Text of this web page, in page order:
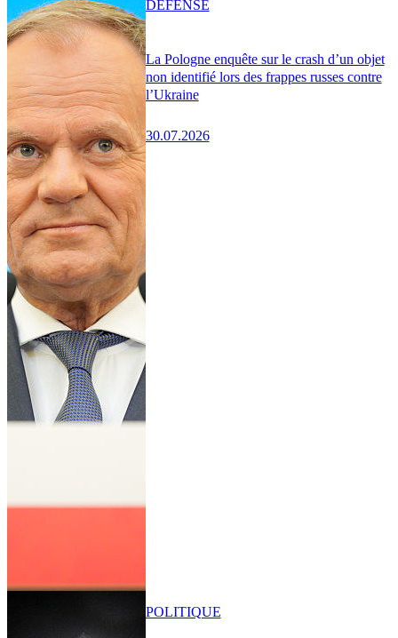
La Pologne enquête sur le crash d’un objet
non identifié lors des frappes russes contre
l’Ukraine
30.07.2026
DÉFENSE
POLITIQUE